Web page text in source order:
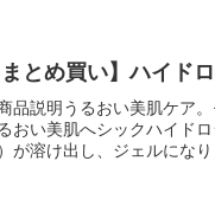
品説明うるおい美肌ケア
おい美肌へシックハイド
が溶け出し、ジェルにな